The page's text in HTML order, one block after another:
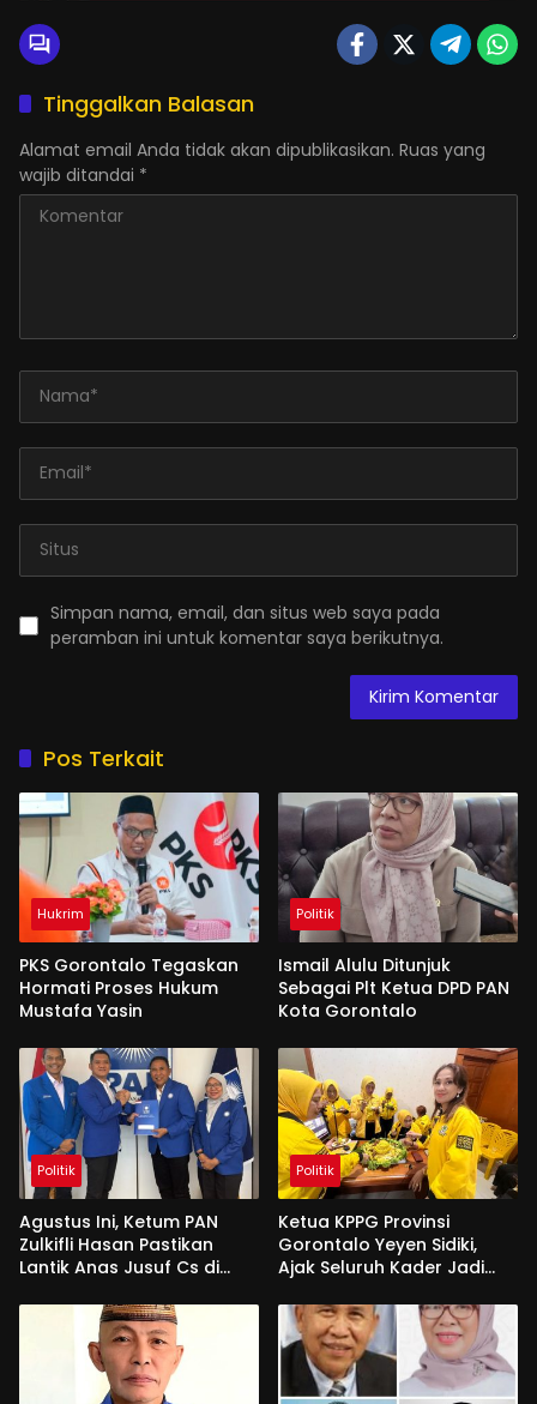
Tinggalkan Balasan
Alamat email Anda tidak akan dipublikasikan. Ruas yang
wajib ditandai *
Simpan nama, email, dan situs web saya pada
peramban ini untuk komentar saya berikutnya.
Pos Terkait
Hukrim
PKS Gorontalo Tegaskan
Hormati Proses Hukum
Mustafa Yasin
Politik
Ismail Alulu Ditunjuk
Sebagai Plt Ketua DPD PAN
Kota Gorontalo
Politik
Agustus Ini, Ketum PAN
Zulkifli Hasan Pastikan
Lantik Anas Jusuf Cs di
Politik
Ketua KPPG Provinsi
Gorontalo Yeyen Sidiki,
Ajak Seluruh Kader Jadi
Perjuangan Suara
Perempuan